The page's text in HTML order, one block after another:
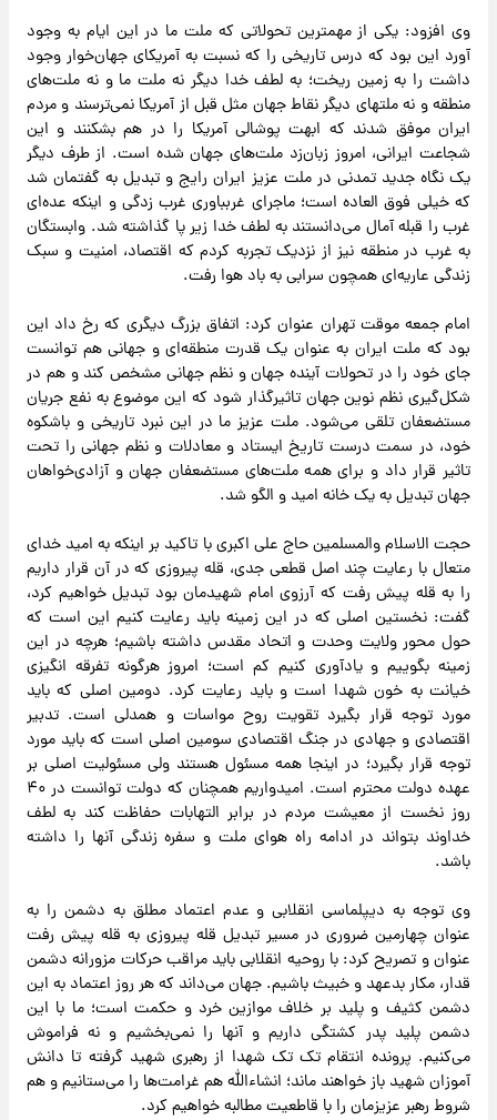
وی افزود: یکی از مهمترین تحولاتی که ملت ما در این ایام به وجود
آورد این بود که درس تاریخی را که نسبت به آمریکای جهان‌خوار وجود
داشت را به زمین ریخت؛ به لطف خدا دیگر نه ملت ما و نه ملت‌های
منطقه و نه ملتهای دیگر نقاط جهان مثل قبل از آمریکا نمی‌ترسند و مردم
ایران موفق شدند که ابهت پوشالی آمریکا را در هم بشکنند و این
شجاعت ایرانی، امروز زبان‌زد ملت‌های جهان شده است. از طرف دیگر
یک نگاه جدید تمدنی در ملت عزیز ایران رایج و تبدیل به گفتمان شد
که خیلی فوق العاده است؛ ماجرای غربباوری غرب زدگی و اینکه عده‌ای
غرب را قبله آمال می‌دانستند به لطف خدا زیر پا گذاشته شد. وابستگان
به غرب در منطقه نیز از نزدیک تجربه کردم که اقتصاد، امنیت و سبک
زندگی عاریه‌ای همچون سرابی به باد هوا رفت.
امام جمعه موقت تهران عنوان کرد: اتفاق بزرگ دیگری که رخ داد این
بود که ملت ایران به عنوان یک قدرت منطقه‌ای و جهانی هم توانست
جای خود را در تحولات آینده جهان و نظم جهانی مشخص کند و هم در
شکل‌گیری نظم نوین جهان تاثیرگذار شود که این موضوع به نفع جریان
مستضعفان تلقی می‌شود. ملت عزیز ما در این نبرد تاریخی و باشکوه
خود، در سمت درست تاریخ ایستاد و معادلات و نظم جهانی را تحت
تاثیر قرار داد و برای همه ملت‌های مستضعفان جهان و آزادی‌خواهان
جهان تبدیل به یک خانه امید و الگو شد.
حجت الاسلام والمسلمین حاج علی اکبری با تاکید بر اینکه به امید خدای
متعال با رعایت چند اصل قطعی جدی، قله پیروزی که در آن قرار داریم
را به قله پیش رفت که آرزوی امام شهیدمان بود تبدیل خواهیم کرد،
گفت: نخستین اصلی که در این زمینه باید رعایت کنیم این است که
حول محور ولایت وحدت و اتحاد مقدس داشته باشیم؛ هرچه در این
زمینه بگوییم و یادآوری کنیم کم است؛ امروز هرگونه تفرقه انگیزی
خیانت به خون شهدا است و باید رعایت کرد. دومین اصلی که باید
مورد توجه قرار بگیرد تقویت روح مواسات و همدلی است. تدبیر
اقتصادی و جهادی در جنگ اقتصادی سومین اصلی است که باید مورد
توجه قرار بگیرد؛ در اینجا همه مسئول هستند ولی مسئولیت اصلی بر
عهده دولت محترم است. امیدواریم همچنان که دولت توانست در ۴۰
روز نخست از معیشت مردم در برابر التهابات حفاظت کند به لطف
خداوند بتواند در ادامه راه هوای ملت و سفره زندگی آنها را داشته
باشد.
وی توجه به دیپلماسی انقلابی و عدم اعتماد مطلق به دشمن را به
عنوان چهارمین ضروری در مسیر تبدیل قله پیروزی به قله پیش رفت
عنوان و تصریح کرد: با روحیه انقلابی باید مراقب حرکات مزورانه دشمن
قدار، مکار بدعهد و خبیث باشیم. جهان می‌داند که هر روز اعتماد به این
دشمن کثیف و پلید بر خلاف موازین خرد و حکمت است؛ ما با این
دشمن پلید پدر کشتگی داریم و آنها را نمی‌بخشیم و نه فراموش
می‌کنیم. پرونده انتقام تک تک شهدا از رهبری شهید گرفته تا دانش
آموزان شهید باز خواهند ماند؛ انشاءالله هم غرامت‌ها را می‌ستانیم و هم
شروط رهبر عزیزمان را با قاطعیت مطالبه خواهیم کرد.